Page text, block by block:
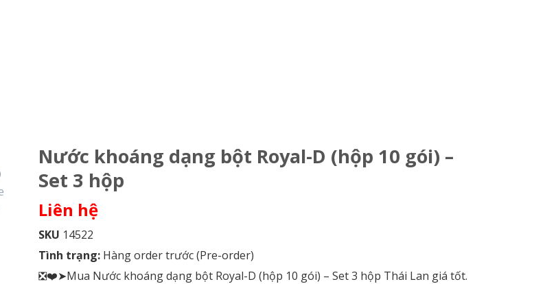
Nước khoáng dạng bột Royal-D (hộp 10 gói) –
Set 3 hộp
Liên hệ
SKU 14522
Tình trạng: Hàng order trước (Pre-order)
❎❤️➤Mua Nước khoáng dạng bột Royal-D (hộp 10 gói) – Set 3 hộp Thái Lan giá tốt.